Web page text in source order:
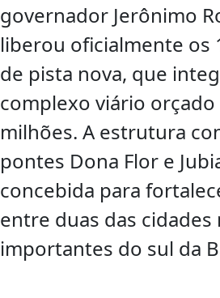
governador Jerônimo
liberou oficialmente os
de pista nova, que
complexo viário orçado
milhões. A estrutura
pontes Dona Flor e
concebida para
entre duas das cidades
importantes do sul da